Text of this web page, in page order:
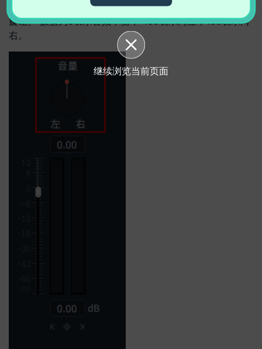
如果要调整左/右平衡，可以输入数值或拖动平衡圆圈中的
旋钮。 数值为0表示音频平衡，-100表示向左，100表示向
右。
继续浏览当前页面